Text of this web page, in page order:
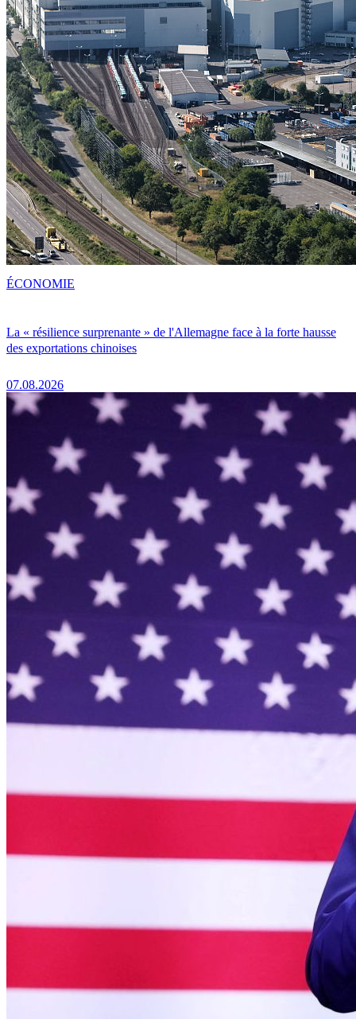
La « résilience surprenante » de l'Allemagne face à la forte hausse
des exportations chinoises
07.08.2026
ÉCONOMIE